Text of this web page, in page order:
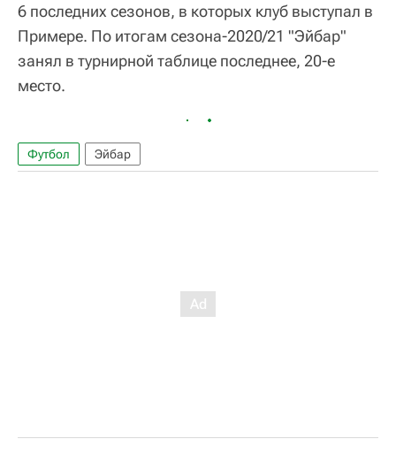
6 последних сезонов, в которых клуб выступал в
Примере. По итогам сезона-2020/21 "Эйбар"
занял в турнирной таблице последнее, 20-е
место.
Футбол Эйбар